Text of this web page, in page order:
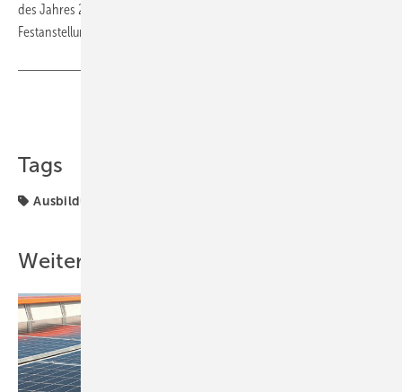
des Jahres 2022 immerhin zehn der neuen Solarmonteure eine
Festanstellung bei einem Installationsbetrieb gefunden haben. (su)
Tags
Ausbildung
Weitere Inhalte